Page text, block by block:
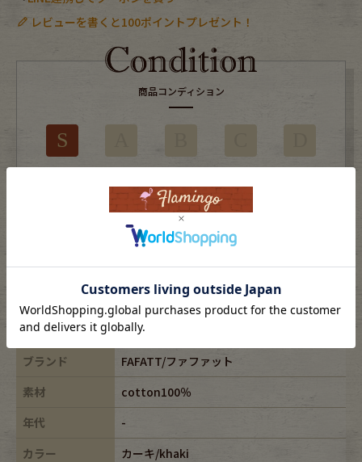
Accessory
antique goods
vintage bicycle
FAFATT
レビューを書くと100ポイントプレゼント！
商品コンディション
S
※USEDですので使用感などございますが、まだまだご愛用していただけます。
古着という事をご理解の上ご注文よろしくお願いします。
※全体に色あせがございます。
※古着は洗濯、検品などのケアを行っております。
表記サイズ
F
ブランド
FAFATT/ファファット
素材
cotton100％
年代
-
カラー
カーキ/khaki